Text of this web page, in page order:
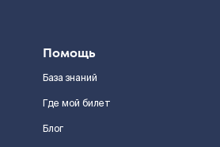
Помощь
База знаний
Где мой билет
Блог